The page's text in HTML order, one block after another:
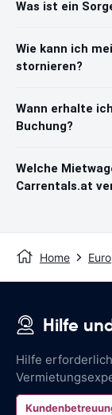
Was ist ein
Wie kann ich
stornieren?
Wann erhalte
Buchung?
Welche
Carrentals.at
Home
Hilfe
Hilfe